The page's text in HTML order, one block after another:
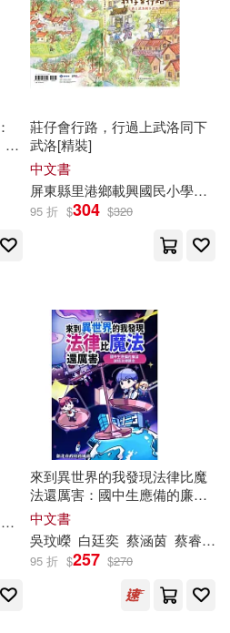
莊仔會行路，行過上武洛同下
武洛[精裝]
中文書
屏東縣里港鄉載興國民小學，李秉穆，李宏文，吳育仲，鐘惠齡，吳鑑?，陳怡
95 折 $304 $320
陳 茹、龍沛名、蔡欣娟
來到異世界的我發現法律比魔
法還厲害：國中生應備的廉潔
誠信法律觀念
中文書
吳玟嶸 白廷奕 蔡涵茵 蔡睿璁
95 折 $257 $270